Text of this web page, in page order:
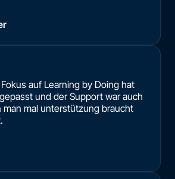
auf Learning by Doing hat
und der Support war auch
man mal unterstützung braucht